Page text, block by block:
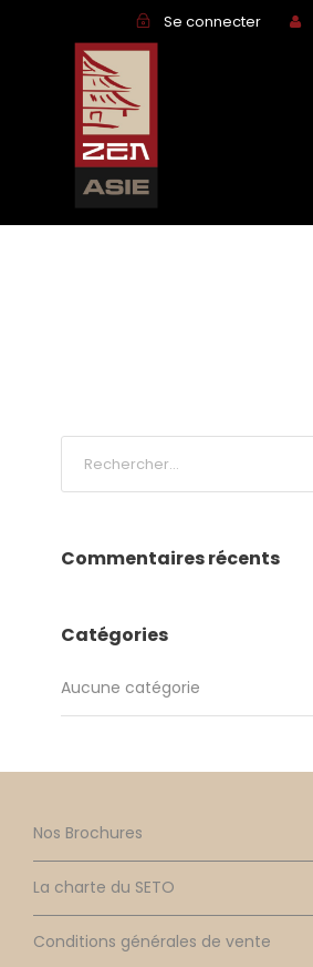
Se connecter
Commentaires récents
Catégories
Aucune catégorie
Nos Brochures
La charte du SETO
Conditions générales de vente